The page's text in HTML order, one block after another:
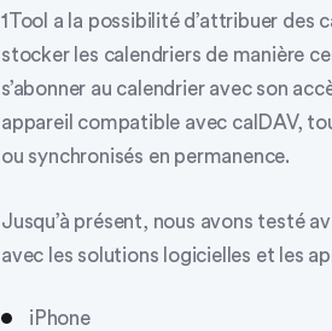
1Tool a la possibilité d’attribuer des
stocker les calendriers de manière
s’abonner au calendrier avec son
appareil compatible avec calDAV,
ou synchronisés en permanence.
Jusqu’à présent, nous avons testé
avec les solutions logicielles et les
iPhone